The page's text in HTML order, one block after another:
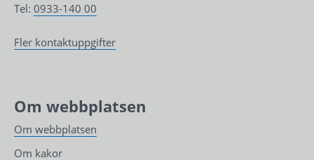
Tel: 0933-140 00
Fler kontaktuppgifter
Om webbplatsen
Om webbplatsen
Om kakor